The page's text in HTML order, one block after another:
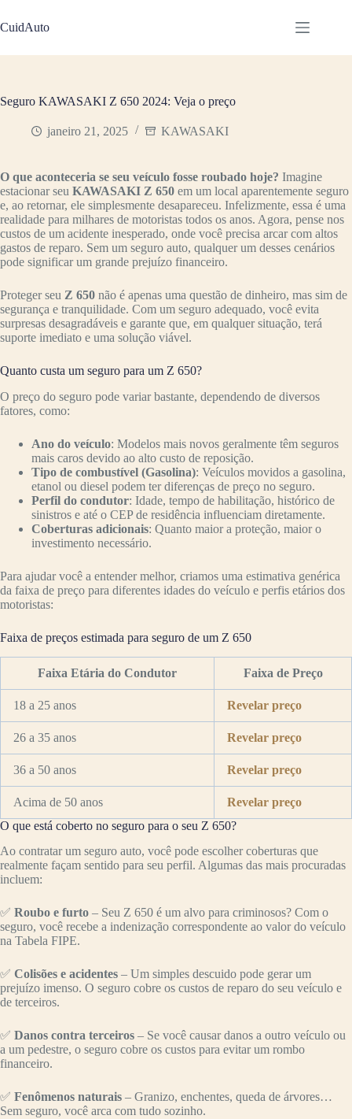
para
o
CuidAuto
Seguro KAWASAKI Z 650 2024: Veja o preço
janeiro 21, 2025 KAWASAKI
O que aconteceria se seu veículo fosse roubado hoje? Imagine
estacionar seu KAWASAKI Z 650 em um local aparentemente seguro
e, ao retornar, ele simplesmente desapareceu. Infelizmente, essa é uma
realidade para milhares de motoristas todos os anos. Agora, pense nos
custos de um acidente inesperado, onde você precisa arcar com altos
gastos de reparo. Sem um seguro auto, qualquer um desses cenários
pode significar um grande prejuízo financeiro.
Proteger seu Z 650 não é apenas uma questão de dinheiro, mas sim de
segurança e tranquilidade. Com um seguro adequado, você evita
surpresas desagradáveis e garante que, em qualquer situação, terá
suporte imediato e uma solução viável.
Quanto custa um seguro para um Z 650?
O preço do seguro pode variar bastante, dependendo de diversos
fatores, como:
Ano do veículo: Modelos mais novos geralmente têm seguros
mais caros devido ao alto custo de reposição.
Tipo de combustível (Gasolina): Veículos movidos a gasolina,
etanol ou diesel podem ter diferenças de preço no seguro.
Perfil do condutor: Idade, tempo de habilitação, histórico de
sinistros e até o CEP de residência influenciam diretamente.
Coberturas adicionais: Quanto maior a proteção, maior o
investimento necessário.
Para ajudar você a entender melhor, criamos uma estimativa genérica
da faixa de preço para diferentes idades do veículo e perfis etários dos
motoristas:
Faixa de preços estimada para seguro de um Z 650
Faixa Etária do Condutor Faixa de Preço
18 a 25 anos Revelar preço
26 a 35 anos Revelar preço
36 a 50 anos Revelar preço
Acima de 50 anos
Revelar preço
O que está coberto no seguro para o seu Z 650?
Ao contratar um seguro auto, você pode escolher coberturas que
realmente façam sentido para seu perfil. Algumas das mais procuradas
incluem:
✅ Roubo e furto – Seu Z 650 é um alvo para criminosos? Com o
seguro, você recebe a indenização correspondente ao valor do veículo
na Tabela FIPE.
✅ Colisões e acidentes – Um simples descuido pode gerar um
prejuízo imenso. O seguro cobre os custos de reparo do seu veículo e
de terceiros.
✅ Danos contra terceiros – Se você causar danos a outro veículo ou
a um pedestre, o seguro cobre os custos para evitar um rombo
financeiro.
✅ Fenômenos naturais – Granizo, enchentes, queda de árvores…
Sem seguro, você arca com tudo sozinho.